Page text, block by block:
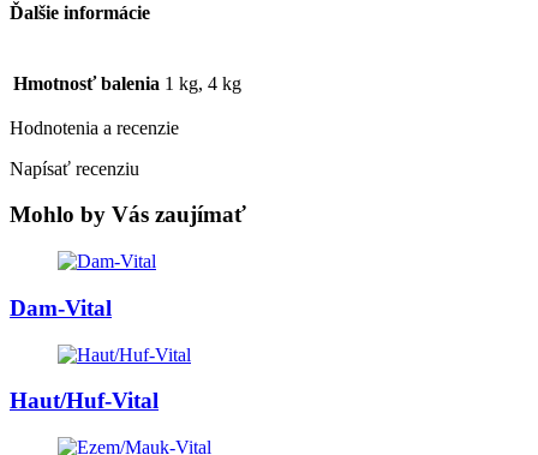
Ďalšie informácie
Hmotnosť balenia 1 kg, 4 kg
Hodnotenia a recenzie
Napísať recenziu
Mohlo by Vás zaujímať
Dam-Vital
Haut/Huf-Vital